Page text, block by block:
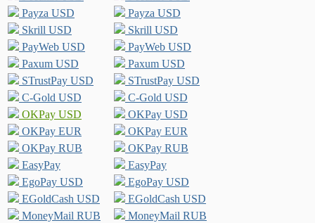
Payza USD
Payza USD
Skrill USD
Skrill USD
PayWeb USD
PayWeb USD
Paxum USD
Paxum USD
STrustPay USD
STrustPay USD
C-Gold USD
C-Gold USD
OKPay USD
OKPay USD
OKPay EUR
OKPay EUR
OKPay RUB
OKPay RUB
EasyPay
EasyPay
EgoPay USD
EgoPay USD
EGoldCash USD
EGoldCash USD
MoneyMail RUB
MoneyMail RUB